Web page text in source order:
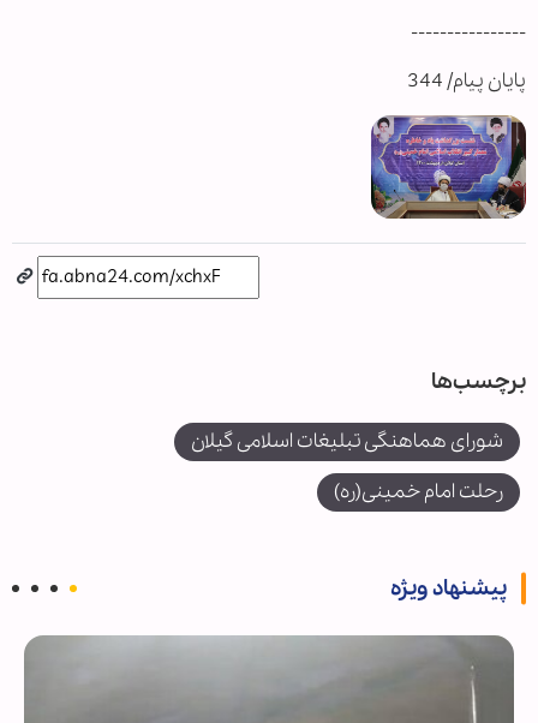
----------------
پایان پیام/ 344
برچسب‌ها
شورای هماهنگی تبلیغات اسلامی گیلان
رحلت امام خمینی(ره)
پیشنهاد ویژه